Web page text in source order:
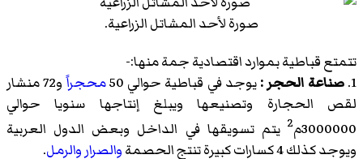
صورة لأحد المشاتل الزراعية.
تتمتع قباطية بموارد اقتصادية جمة منها:-
1. صناعة الحجر :يوجد في قباطية حوالي 50 محجراً
و72 منشار
لقص الحجارة وتصنيعها ويبلغ إنتاجها سنويا حوالي
3000000م 2 يتم تسويقها في الداخل وبعض الدول العربية
ويوجد كذلك 4
كساراتكبيرة تنتج الحصمةوالصراروالرمل.